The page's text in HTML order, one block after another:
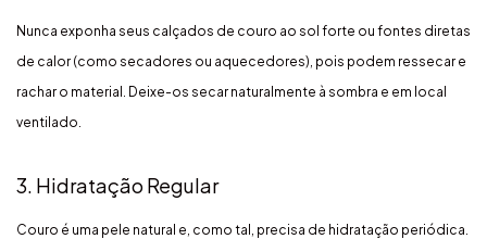
Nunca exponha seus calçados de couro ao sol forte ou fontes diretas
de calor (como secadores ou aquecedores), pois podem ressecar e
rachar o material. Deixe-os secar naturalmente à sombra e em local
ventilado.
3. Hidratação Regular
Couro é uma pele natural e, como tal, precisa de hidratação periódica.